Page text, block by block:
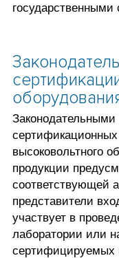
государственными
высоковольтного
продукции
соответствующей
представители
участвует в
лаборатории или
сертифицируемых